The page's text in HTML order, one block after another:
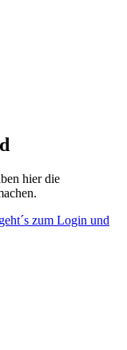
hier die
zum Login und